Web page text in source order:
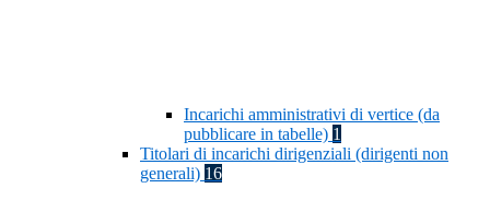
Incarichi amministrativi di vertice (da
pubblicare in tabelle) 1
Titolari di incarichi dirigenziali (dirigenti non
generali) 16